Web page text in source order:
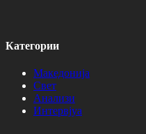
Категории
Македонија
Свет
Анализи
Интервјуа